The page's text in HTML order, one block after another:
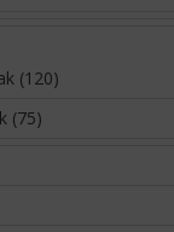
(120)
(75)